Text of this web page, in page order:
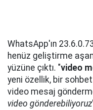
WhatsApp'ın
henüz geliştirme
yüzüne çıktı. "video
yeni özellik, bir
video mesaj
video gönderebiliyoruz